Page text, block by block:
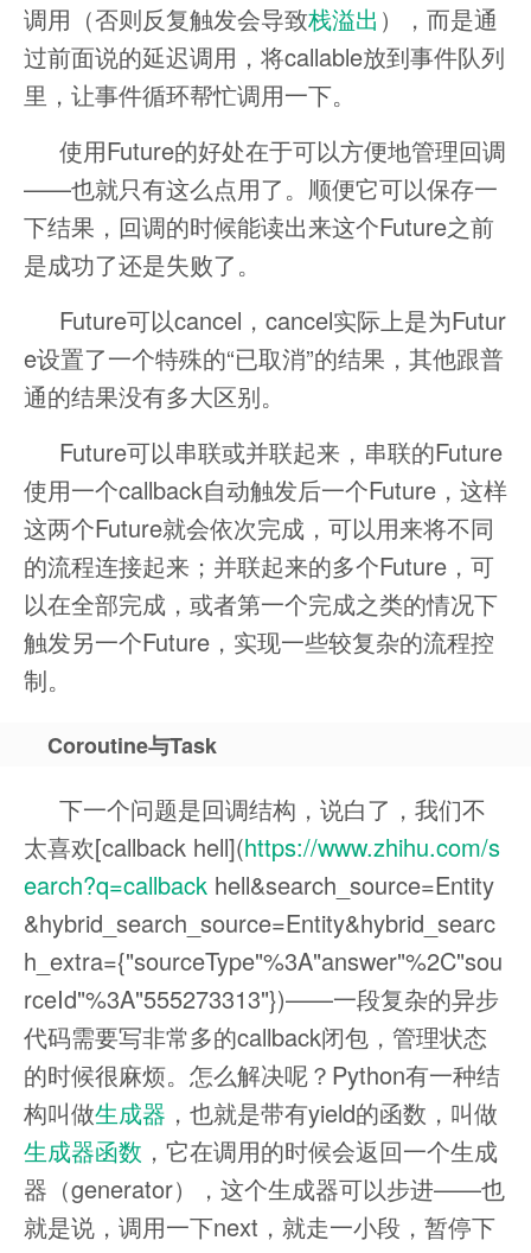
调用（否则反复触发会导致栈溢出 ），而是通
过前面说的延迟调用，将callable放到事件队列
里，让事件循环帮忙调用一下。
使用Future的好处在于可以方便地管理回调
——也就只有这么点用了。顺便它可以保存一
下结果，回调的时候能读出来这个Future之前
是成功了还是失败了。
Future可以cancel，cancel实际上是为Futur
e设置了一个特殊的“已取消”的结果，其他跟普
通的结果没有多大区别。
Future可以串联或并联起来，串联的Future
使用一个callback自动触发后一个Future，这样
这两个Future就会依次完成，可以用来将不同
的流程连接起来；并联起来的多个Future，可
以在全部完成，或者第一个完成之类的情况下
触发另一个Future，实现一些较复杂的流程控
制。
Coroutine与Task
下一个问题是回调结构，说白了，我们不
太喜欢[callback hell](https://www.zhihu.com/s
earch?q=callback hell&search_source=Entity
&hybrid_search_source=Entity&hybrid_searc
h_extra={"sourceType"%3A"answer"%2C"sou
rceId"%3A"555273313"})——一段复杂的异步
代码需要写非常多的callback闭包，管理状态
的时候很麻烦。怎么解决呢？Python有一种结
构叫做生成器 ，也就是带有yield的函数，叫做
生成器函数 ，它在调用的时候会返回一个生成
器（generator），这个生成器可以步进——也
就是说，调用一下next，就走一小段，暂停下